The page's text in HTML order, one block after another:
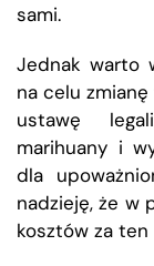
sami.
Jednak warto
na celu
ustawę
marihuany i
dla
nadzieję, że w
kosztów za